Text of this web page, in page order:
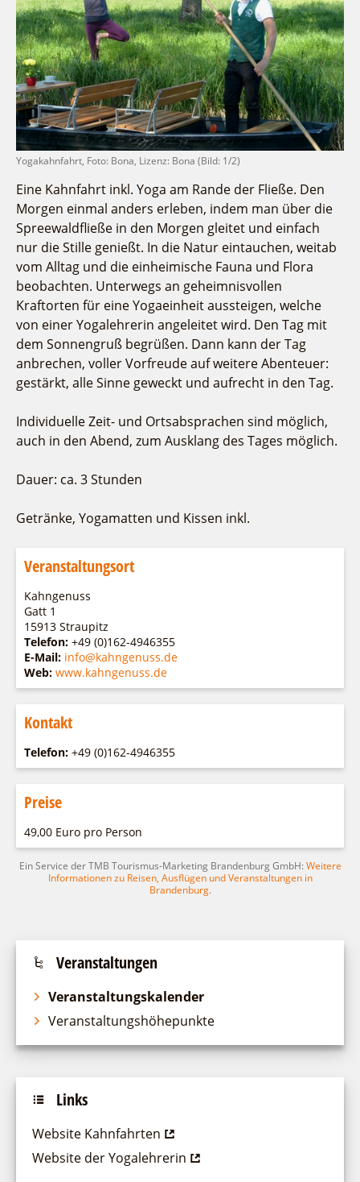
Einkaufen
Gruppen
Fremdenverkehrsvereine
Ludwig Leichhardt
Kahnfahrten
Fahrgastschiff
Campingplatz Jessern
Wirtschaftsförderung
Regionalentwicklung
SPOT
Bürgerbus
Naturwelt Lieberoser Heide
Q-Gemeinde Schwielochsee
Staatlich anerkannter Erholungsort Goyatz
Mein Brandenburg – Infostelen
Unternehmensbetreuung
ILB
WFG
Service
Über uns
Team
Aktuelles
Warenkorb
Yogakahnfahrt, Foto: Bona, Lizenz: Bona (Bild: 1/2)
Eine Kahnfahrt inkl. Yoga am Rande der Fließe. Den
Morgen einmal anders erleben, indem man über die
Spreewaldfließe in den Morgen gleitet und einfach
nur die Stille genießt. In die Natur eintauchen, weitab
vom Alltag und die einheimische Fauna und Flora
beobachten. Unterwegs an geheimnisvollen
Kraftorten für eine Yogaeinheit aussteigen, welche
von einer Yogalehrerin angeleitet wird. Den Tag mit
dem Sonnengruß begrüßen. Dann kann der Tag
anbrechen, voller Vorfreude auf weitere Abenteuer:
gestärkt, alle Sinne geweckt und aufrecht in den Tag.
Individuelle Zeit- und Ortsabsprachen sind möglich,
auch in den Abend, zum Ausklang des Tages möglich.
Dauer: ca. 3 Stunden
Getränke, Yogamatten und Kissen inkl.
Veranstaltungsort
Kahngenuss
Gatt 1
15913 Straupitz
Telefon: +49 (0)162-4946355
E-Mail: info@kahngenuss.de
Web: www.kahngenuss.de
Kontakt
Telefon: +49 (0)162-4946355
Preise
49,00 Euro pro Person
Ein Service der TMB Tourismus-Marketing Brandenburg GmbH:Weitere
Informationen zu Reisen, Ausflügen und Veranstaltungen in
Brandenburg.
Veranstaltungen
Veranstaltungskalender
Veranstaltungshöhepunkte
Links
Website Kahnfahrten
Website der Yogalehrerin